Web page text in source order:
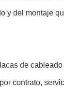
y del montaje
de
contrato,